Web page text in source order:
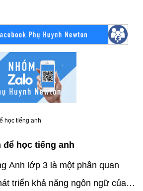
học tiếng anh
để học tiếng anh
Anh lớp 3 là một phần quan
triển khả năng ngôn ngữ của